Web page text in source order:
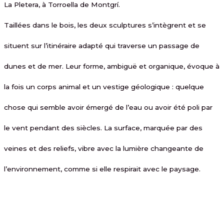
La Pletera, à Torroella de Montgrí.
Taillées dans le bois, les deux sculptures s’intègrent et se
situent sur l’itinéraire adapté qui traverse un passage de
dunes et de mer. Leur forme, ambiguë et organique, évoque à
la fois un corps animal et un vestige géologique : quelque
chose qui semble avoir émergé de l’eau ou avoir été poli par
le vent pendant des siècles. La surface, marquée par des
veines et des reliefs, vibre avec la lumière changeante de
l’environnement, comme si elle respirait avec le paysage.